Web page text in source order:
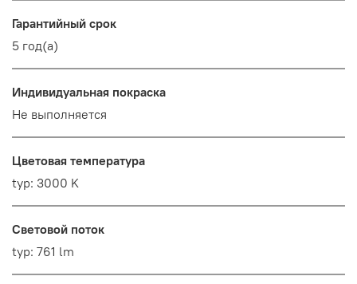
Гарантийный срок
5 год(а)
Индивидуальная покраска
Не выполняется
Цветовая температура
typ: 3000 K
Световой поток
typ: 761 lm